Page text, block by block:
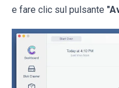
e fare clic sul pulsante